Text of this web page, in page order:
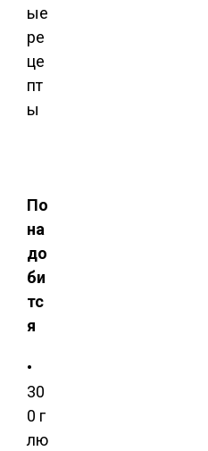
ые
ре
це
пт
ы
По
на
до
би
тс
я
•
30
0 г
лю